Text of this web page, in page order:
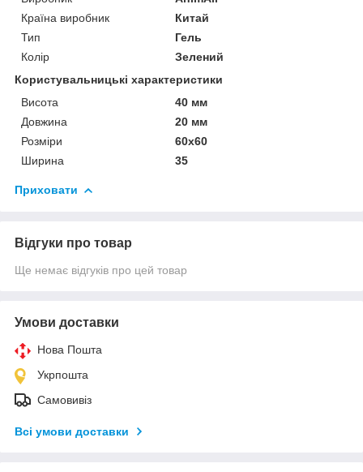
Країна виробник
Китай
Тип
Гель
Колір
Зелений
Користувальницькі характеристики
Висота
40 мм
Довжина
20 мм
Розміри
60х60
Ширина
35
Приховати
Відгуки про товар
Ще немає відгуків про цей товар
Умови доставки
Нова Пошта
Укрпошта
Самовивіз
Всі умови доставки